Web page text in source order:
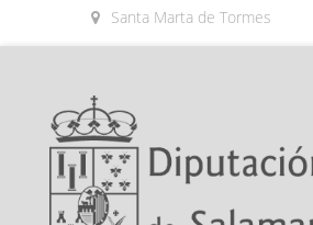
Santa Marta de Tormes